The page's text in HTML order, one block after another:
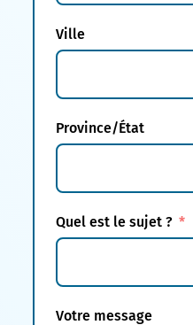
Ville
Province/État
Quel est le sujet ?
Votre message